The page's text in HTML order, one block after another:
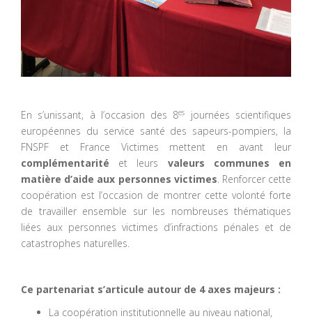
En s’unissant, à l’occasion des 8es
journées scientifiques
européennes du service santé des sapeurs-pompiers, la
FNSPF et France Victimes mettent en avant leur
complémentarité et leurs valeurs communes en
matière d’aide aux personnes victimes. Renforcer cette
coopération est l’occasion de montrer cette volonté forte
de travailler ensemble sur les nombreuses thématiques
liées aux personnes victimes d’infractions pénales et de
catastrophes naturelles.
Ce partenariat s’articule autour de 4 axes majeurs :
La coopération institutionnelle au niveau national,